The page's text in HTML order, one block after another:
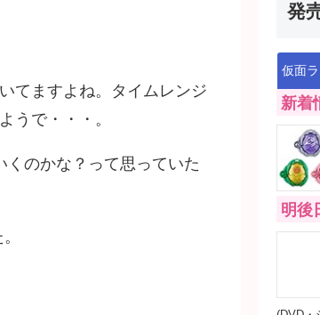
てますよね。タイムレンジ
うで・・・。
のかな？って思っていた
発
仮面
新着
明後